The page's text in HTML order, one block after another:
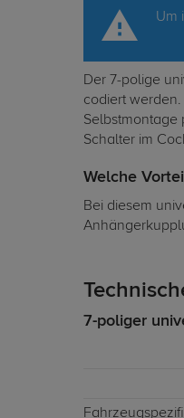
Um
Der 7-polige
codiert
Selbstmontage
Schalter im
Welche
Bei diesem
7-poliger